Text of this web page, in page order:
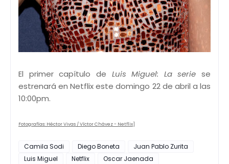
El primer capítulo de Luis Miguel: La serie se
estrenará en Netflix este domingo 22 de abril a las
10:00pm.
Fotografías: Héctor Vivas / Víctor Chávez - Netflix]
Camila Sodi Diego Boneta
Juan Pablo Zurita
Luis Miguel
Netflix Oscar Jaenada